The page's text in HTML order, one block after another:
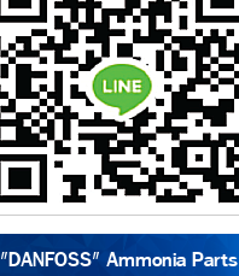
"DANFOSS" Ammonia Parts